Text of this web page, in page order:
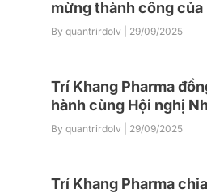
mừng thành công của
nghị Khoa học thường
By quantrirdolv | 29/09/2025
Trí Khang Pharma
hành cùng Hội nghị
khoa Khu vực Nam
By quantrirdolv | 29/09/2025
Trí Khang Pharma